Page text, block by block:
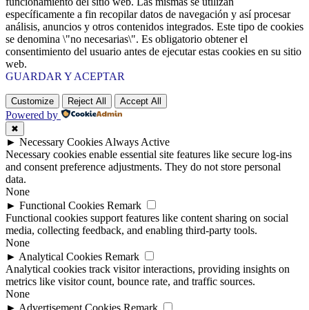
específicamente a fin recopilar datos de navegación y así procesar
análisis, anuncios y otros contenidos integrados. Este tipo de cookies
se denomina \"no necesarias\". Es obligatorio obtener el
consentimiento del usuario antes de ejecutar estas cookies en su sitio
web.
GUARDAR Y ACEPTAR
Customize Reject All Accept All
Powered by
✖
► Necessary CookiesAlways Active
Necessary cookies enable essential site features like secure log-ins
and consent preference adjustments. They do not store personal
data.
None
► Functional Cookies Remark
Functional cookies support features like content sharing on social
media, collecting feedback, and enabling third-party tools.
None
► Analytical Cookies Remark
Analytical cookies track visitor interactions, providing insights on
metrics like visitor count, bounce rate, and traffic sources.
None